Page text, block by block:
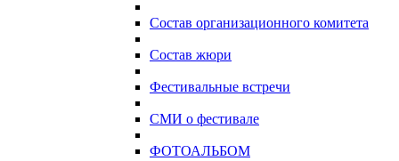
Состав организационного комитета
Состав жюри
Фестивальные встречи
СМИ о фестивале
ФОТОАЛЬБОМ